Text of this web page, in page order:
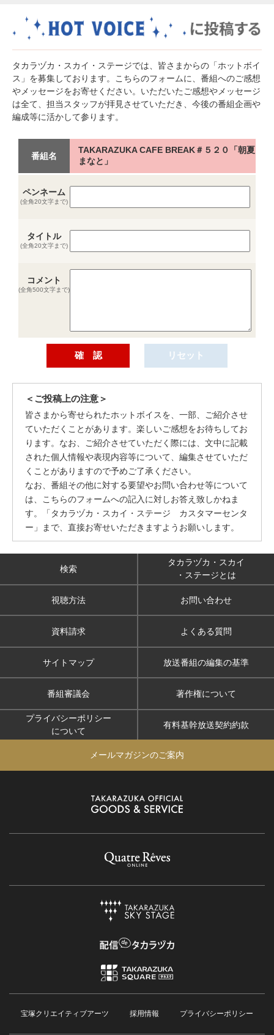
タカラヅカ・スカイ・ステージでは、皆さまからの「ホットボイ
ス」を募集しております。こちらのフォームに、番組へのご感想
やメッセージをお寄せください。いただいたご感想やメッセージ
は全て、担当スタッフが拝見させていただき、今後の番組企画や
編成等に活かして参ります。
番組名
TAKARAZUKA CAFE BREAK＃５２０「朝夏
まなと」
ペンネーム
(全角20文字まで)
タイトル
(全角20文字まで)
コメント
(全角500文字まで)
＜ご投稿上の注意＞
皆さまから寄せられたホットボイスを、一部、ご紹介させ
ていただくことがあります。楽しいご感想をお待ちしてお
ります。なお、ご紹介させていただく際には、文中に記載
された個人情報や表現内容等について、編集させていただ
くことがありますので予めご了承ください。
なお、番組その他に対する要望やお問い合わせ等について
は、こちらのフォームへの記入に対しお答え致しかねま
す。「タカラヅカ・スカイ・ステージ カスタマーセンタ
ー」まで、直接お寄せいただきますようお願いします。
検索
タカラヅカ・スカイ
・ステージとは
視聴方法 お問い合わせ
資料請求 よくある質問
サイトマップ 放送番組の編集の基準
番組審議会 著作権について
プライバシーポリシー
について
有料基幹放送契約約款
メールマガジンのご案内
宝塚クリエイティブアーツ 採用情報 プライバシーポリシー